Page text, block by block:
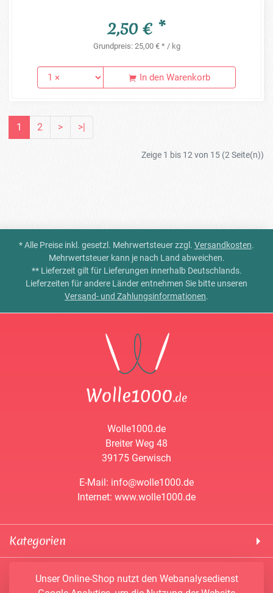
2,50 € *
Grundpreis: 25,00 € * / kg
In den Warenkorb
1 2 > >|
Zeige 1 bis 12 von 15 (2 Seite(n))
* Alle Preise inkl. gesetzl. Mehrwertsteuer zzgl. Versandkosten.
Mehrwertsteuer kann je nach Land abweichen.
** Lieferzeit gilt für Lieferungen innerhalb Deutschlands.
Lieferzeiten für andere Länder entnehmen Sie bitte unseren
Versand- und Zahlungsinformationen.
Wolle1000.de
Breiter Weg 48
39175 Gerwisch
E-Mail: info@wolle1000.de
Internet: www.wolle1000.de
Kategorien
ALIZE Yarns
Service & Informationen
Unser Online-Shop nutzt den Webanalysedienst